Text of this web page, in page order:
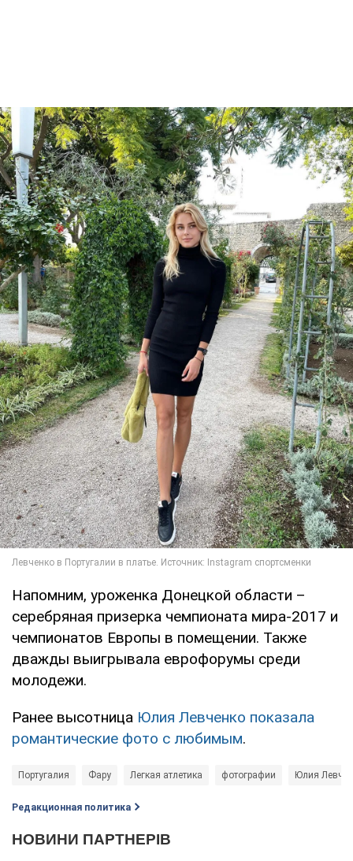
Напомним, уроженка Донецкой области –
серебряная призерка чемпионата мира-2017 и
чемпионатов Европы в помещении. Также
дважды выигрывала еврофорумы среди
молодежи.
Ранее высотница Юлия Левченко показала
романтические фото с любимым.
Португалия Фару Легкая атлетика фотографии Юлия
Редакционная политика